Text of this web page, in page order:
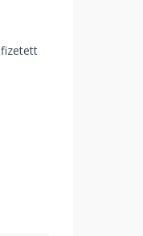
fizetett